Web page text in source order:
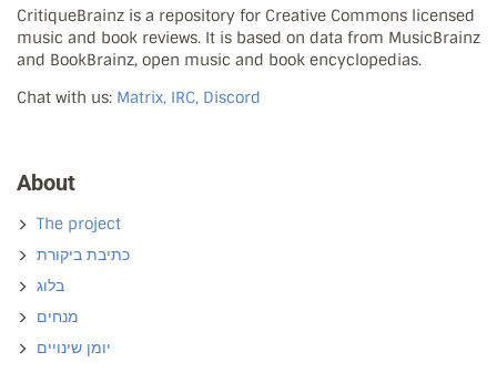
CritiqueBrainz is a repository for Creative Commons licensed
music and book reviews. It is based on data from MusicBrainz
and BookBrainz, open music and book encyclopedias.
Chat with us: Matrix, IRC, Discord
About
The project
כתיבת ביקורת
בלוג
מנחים
יומן שינויים